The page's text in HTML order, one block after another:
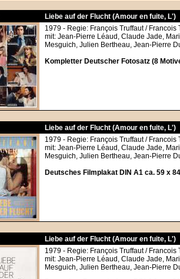
Liebe auf der Flucht (Amour en fuite, L')
1979 - Regie: François Truffaut / Francois
mit: Jean-Pierre Léaud, Claude Jade,
Mesguich, Julien Bertheau, Jean-Pierre
Kompletter Deutscher Fotosatz (8
Liebe auf der Flucht (Amour en fuite, L')
1979 - Regie: François Truffaut / Francois
mit: Jean-Pierre Léaud, Claude Jade,
Mesguich, Julien Bertheau, Jean-Pierre
Deutsches Filmplakat DIN A1 ca. 59 x
Liebe auf der Flucht (Amour en fuite, L')
1979 - Regie: François Truffaut / Francois
mit: Jean-Pierre Léaud, Claude Jade,
Mesguich, Julien Bertheau, Jean-Pierre